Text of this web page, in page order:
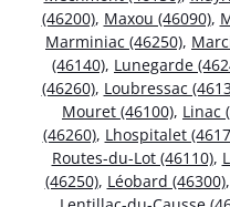
(46200), Maxou (46090),
Marminiac (46250),
(46140), Lunegarde
(46260), Loubressac
Mouret (46100), Linac
(46260), Lhospitalet
Routes-du-Lot (46110),
(46250), Léobard (46300),